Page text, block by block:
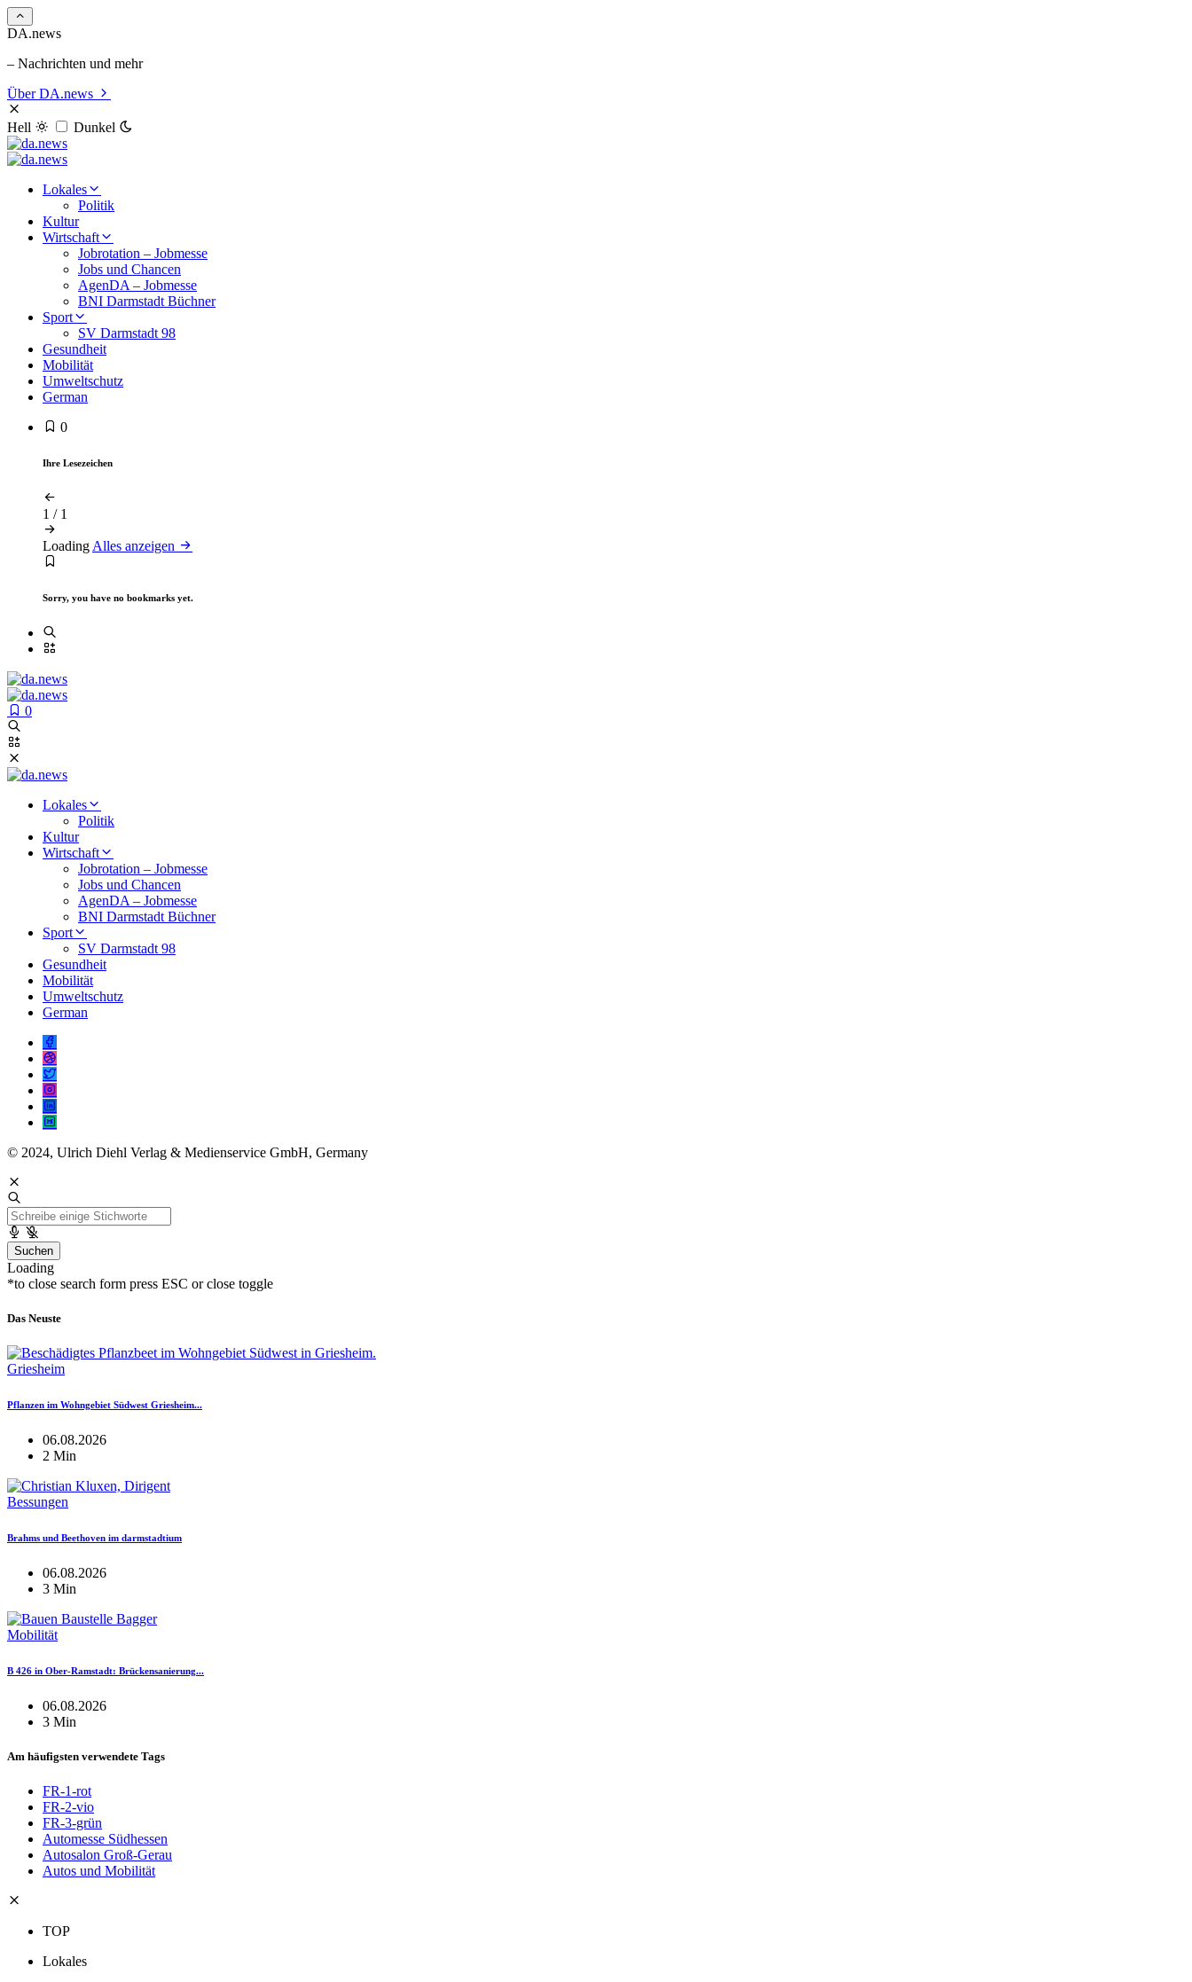
DA.news
– Nachrichten und mehr
Über DA.news
Hell Dunkel
Lokales
Politik
Kultur
Wirtschaft
Jobrotation – Jobmesse
Jobs und Chancen
AgenDA – Jobmesse
BNI Darmstadt Büchner
Sport
SV Darmstadt 98
Gesundheit
Mobilität
Umweltschutz
German
0
Ihre Lesezeichen
1 / 1
Loading Alles anzeigen
Sorry, you have no bookmarks yet.
0
Lokales
Politik
Kultur
Wirtschaft
Jobrotation – Jobmesse
Jobs und Chancen
AgenDA – Jobmesse
BNI Darmstadt Büchner
Sport
SV Darmstadt 98
Gesundheit
Mobilität
Umweltschutz
German
© 2024, Ulrich Diehl Verlag & Medienservice GmbH, Germany
Suchen
Loading
*to close search form press ESC or close toggle
Das Neuste
Griesheim
Pflanzen im Wohngebiet Südwest Griesheim...
06.08.2026
2 Min
Bessungen
Brahms und Beethoven im darmstadtium
06.08.2026
3 Min
Mobilität
B 426 in Ober-Ramstadt: Brückensanierung...
06.08.2026
3 Min
Am häufigsten verwendete Tags
FR-1-rot
FR-2-vio
FR-3-grün
Automesse Südhessen
Autosalon Groß-Gerau
Autos und Mobilität
TOP
Lokales